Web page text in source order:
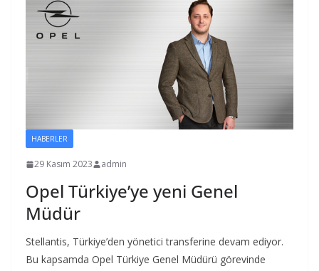
HABERLER
29 Kasım 2023 admin
Opel Türkiye’ye yeni Genel
Müdür
Stellantis, Türkiye’den yönetici transferine devam ediyor.
Bu kapsamda Opel Türkiye Genel Müdürü görevinde